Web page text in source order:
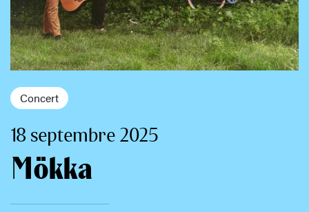
Concert
18 septembre 2025
Mökka